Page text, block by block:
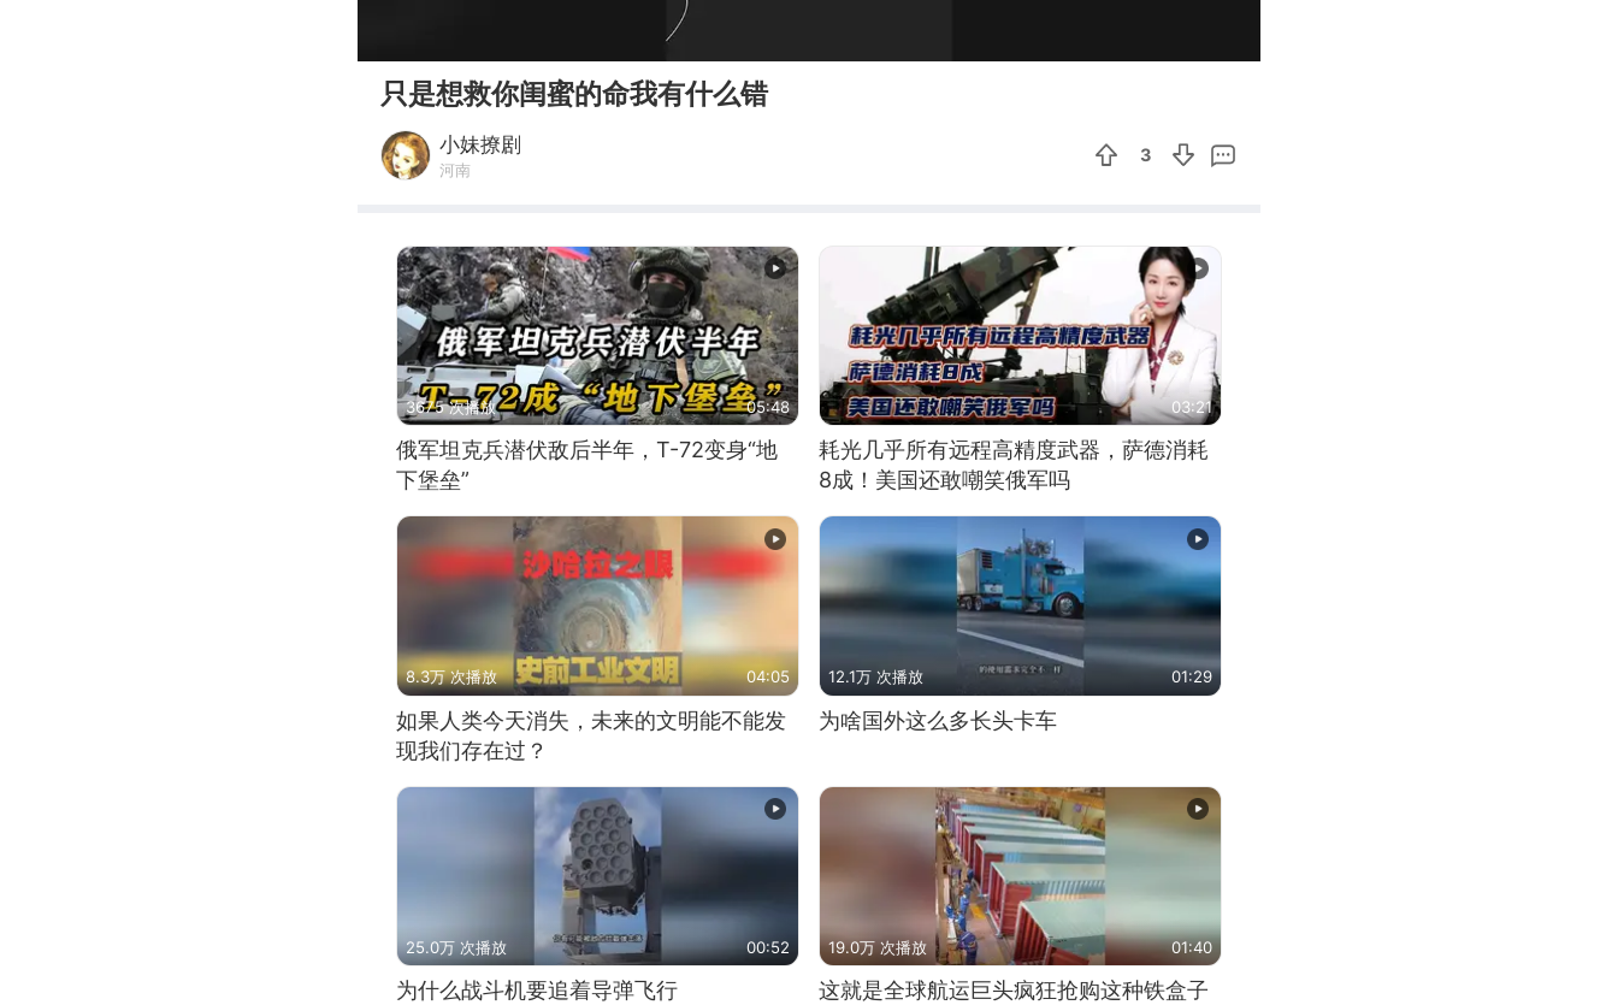
只是想救你闺蜜的命我有什么错
小妹撩剧
河南
3
3675 次播放 05:48
俄军坦克兵潜伏敌后半年，T-72变身“地
下堡垒”
03:21
耗光几乎所有远程高精度武器，萨德消耗
8成！美国还敢嘲笑俄军吗
8.3万 次播放 04:05
如果人类今天消失，未来的文明能不能发
现我们存在过？
12.1万 次播放 01:29
为啥国外这么多长头卡车
25.0万 次播放 00:52
为什么战斗机要追着导弹飞行
19.0万 次播放 01:40
这就是全球航运巨头疯狂抢购这种铁盒子